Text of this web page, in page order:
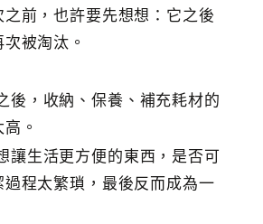
前，也許要先想想：它之後
被淘汰。
後，收納、保養、補充耗材的
。
讓生活更方便的東西，是否可
過程太繁瑣，最後反而成為一